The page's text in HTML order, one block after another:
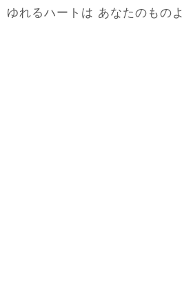
ゆれるハートは あなたのものよ